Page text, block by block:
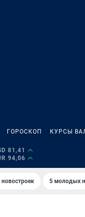
ГОРОСКОП КУРСЫ
81,41
94,06
новостроек 5 молодых